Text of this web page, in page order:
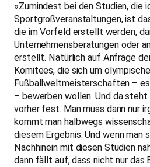
»Zumindest bei den Studien, die
Sportgroßveranstaltungen, ist
die im Vorfeld erstellt werden,
Unternehmensberatungen oder
erstellt. Natürlich auf Anfrage
Komitees, die sich um
Fußballweltmeisterschaften –
– bewerben wollen. Und da steht
vorher fest. Man muss dann nur
kommt man halbwegs
diesem Ergebnis. Und wenn man
Nachhinein mit diesen Studien
dann fällt auf, dass nicht nur das